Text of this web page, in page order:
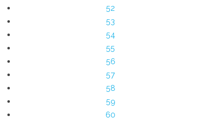
52
53
54
55
56
57
58
59
60